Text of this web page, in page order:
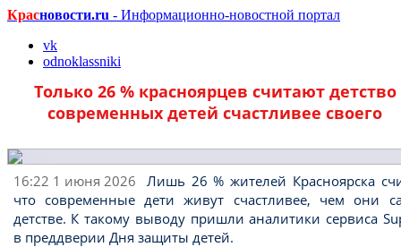
Красновости.ru - Информационно-новостной портал
vk
odnoklassniki
Только 26 % красноярцев считают детство
современных детей счастливее своего
16:22 1 июня 2026
Лишь 26 % жителей Красноярска
что современные дети живут счастливее, чем они
детстве. К такому выводу пришли аналитики сервиса
в преддверии Дня защиты детей.